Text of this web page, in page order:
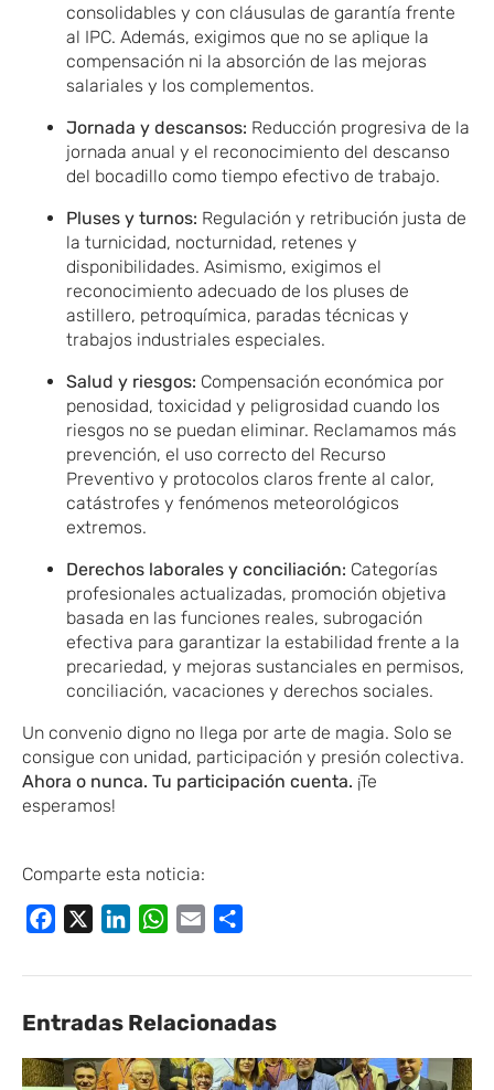
consolidables y con cláusulas de garantía frente
al IPC. Además, exigimos que no se aplique la
compensación ni la absorción de las mejoras
salariales y los complementos.
Jornada y descansos: Reducción progresiva de la
jornada anual y el reconocimiento del descanso
del bocadillo como tiempo efectivo de trabajo.
Pluses y turnos: Regulación y retribución justa de
la turnicidad, nocturnidad, retenes y
disponibilidades. Asimismo, exigimos el
reconocimiento adecuado de los pluses de
astillero, petroquímica, paradas técnicas y
trabajos industriales especiales.
Salud y riesgos: Compensación económica por
penosidad, toxicidad y peligrosidad cuando los
riesgos no se puedan eliminar. Reclamamos más
prevención, el uso correcto del Recurso
Preventivo y protocolos claros frente al calor,
catástrofes y fenómenos meteorológicos
extremos.
Derechos laborales y conciliación: Categorías
profesionales actualizadas, promoción objetiva
basada en las funciones reales, subrogación
efectiva para garantizar la estabilidad frente a la
precariedad, y mejoras sustanciales en permisos,
conciliación, vacaciones y derechos sociales.
Un convenio digno no llega por arte de magia. Solo se
consigue con unidad, participación y presión colectiva.
Ahora o nunca. Tu participación cuenta. ¡Te
esperamos!
Comparte esta noticia:
Facebook LinkedInWhatsApp
Email
Entradas Relacionadas